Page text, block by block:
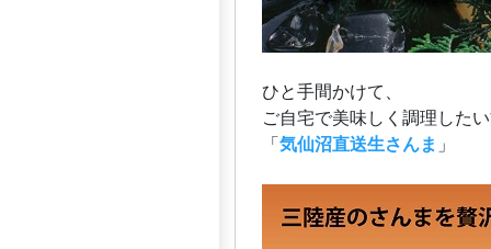
ひと手間かけて、
ご自宅で美味しく調理した
「 気仙沼直送生さんま 」